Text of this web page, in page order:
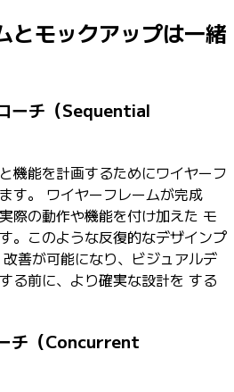
とモックアップは一緒
ーチ（Sequential
機能を計画するためにワイヤーフ
す。 ワイヤーフレームが完成
際の動作や機能を付け加えた モ
。このような反復的なデザインプ
善が可能になり、ビジュアルデ
る前に、より確実な設計を する
チ（Concurrent